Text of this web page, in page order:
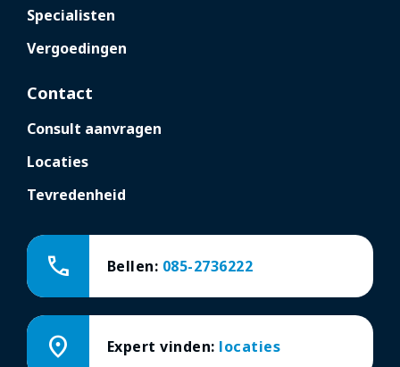
Specialisten
Vergoedingen
Contact
Consult aanvragen
Locaties
Tevredenheid
call Bellen: 085-2736222
location_on Expert vinden: locaties